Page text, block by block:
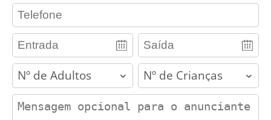
contact_phone
adults children
contact_message